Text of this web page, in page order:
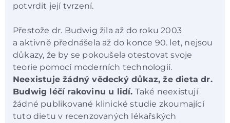
potvrdit její tvrzení.
Přestože dr. Budwig žila až do roku 2003
a aktivně přednášela až do konce 90. let, nejsou
důkazy, že by se pokoušela otestovat svoje
teorie pomocí moderních technologií.
Neexistuje žádný vědecký důkaz, že dieta dr.
Budwig léčí rakovinu u lidí. Také neexistují
žádné publikované klinické studie zkoumající
tuto dietu v recenzovaných lékařských